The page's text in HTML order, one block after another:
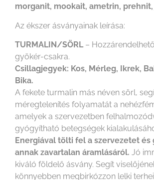
morganit, mookait, ametrin, prehnit,
Az ékszer ásványainak leírása:
TURMALIN/SÖRL –
gyökér-csakra.
Csillagjegyek: Kos, Mérleg, Ikrek,
Bika.
A fekete turmalin más néven sörl,
méregtelenítés folyamatát a
amelyek a szervezetben
gyógyítható betegségek
Energiával tölti fel a szervezetet és
annak zavartalan áramlásáról. Jó
kiváló földelő ásvány. Segít
könnyebben megbirkózzon lelki